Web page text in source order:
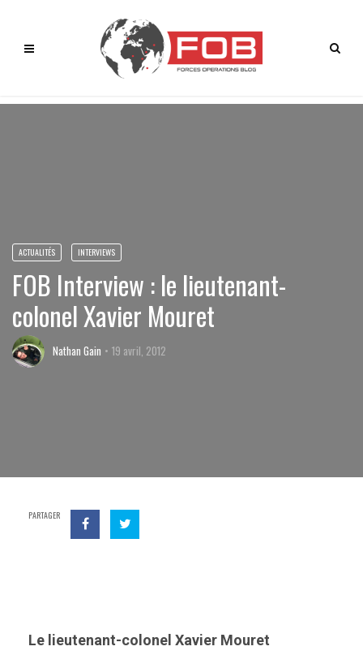
ACTUALITÉS INTERVIEWS
FOB Interview : le lieutenant-
colonel Xavier Mouret
Nathan Gain 19 avril, 2012
PARTAGER
Le lieutenant-colonel Xavier Mouret